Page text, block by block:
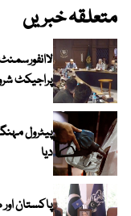
متعلقہ خبریں
پراجیکٹ
پیٹرول
دیا
پاکستان